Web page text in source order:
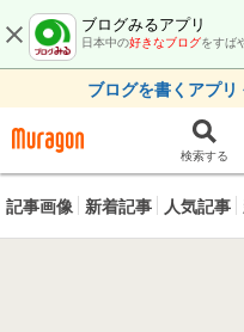
ブログみるアプリ
日本中の好きなブログをすば
ブログを書くアプリ
検索する
記事画像 新着記事 人気記事